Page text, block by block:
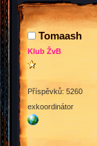
Tomaash
Klub ŽvB
Příspěvků: 5260
exkoordinátor